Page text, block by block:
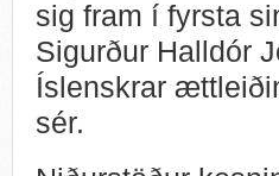
sig fram í fyrsta
Sigurður Halldór
Íslenskrar
sér.